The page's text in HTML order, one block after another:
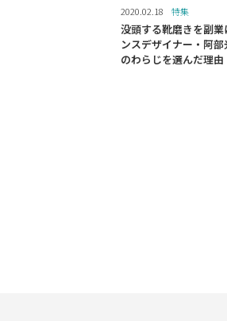
2020.02.18 特集
没頭する靴磨きを副
ンスデザイナー・阿
のわらじを選んだ理由